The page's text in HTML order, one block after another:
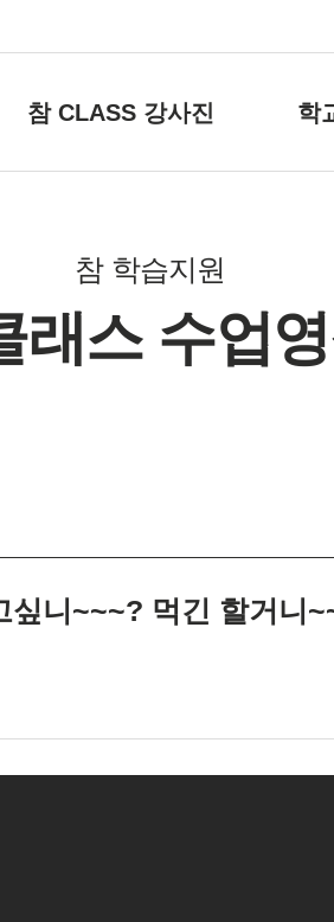
참 CLASS 강사진 학
참 학습지원
래스 수업
니~~~? 먹긴 할거니